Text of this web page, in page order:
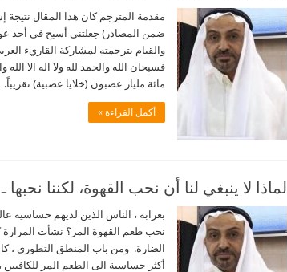
مقدمة المترجم كان هذا المقال
ضمن المصادر) جعلتني أسبح في أحد
والقيام بترجمته لمشاركة القاريء
فسبحان الله والحمد لله ولا اله الا
مائة مليار عصبون (خلايا عصبية)
أكمل القراءة »
لماذا لا ينبغي لنا أن نحب القهوة، لكننا
بغرابة ، الناس الذين لديهم حساسية
نحب طعم القهوة المر؟ نشأت
الضارة. ومن باب المنطق التطوري ،
أكثر حساسية الى الطعم المر